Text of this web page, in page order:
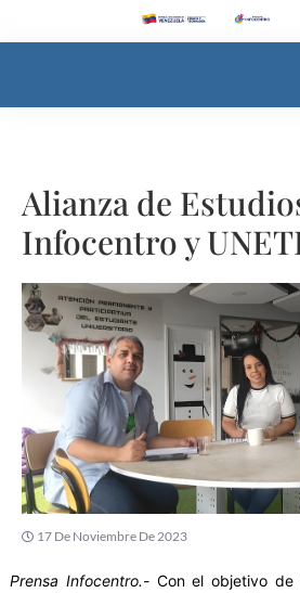
Alianza de
Infocentro y
17 De Noviembre De 2023
Prensa Infocentro.-Con el objetivo de